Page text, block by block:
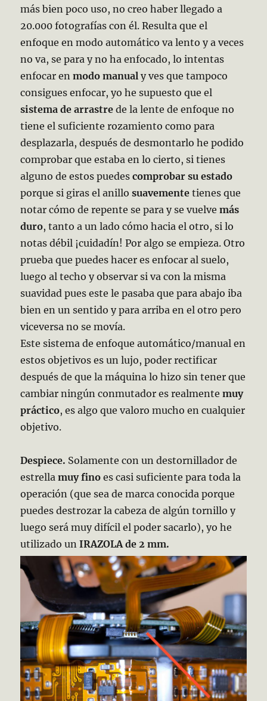
más bien poco uso, no creo haber llegado a
20.000 fotografías con él. Resulta que el
enfoque en modo automático va lento y a veces
no va, se para y no ha enfocado, lo intentas
enfocar enmodo manual y ves que tampoco
consigues enfocar, yo he supuesto que el
sistema de arrastre de la lente de enfoque no
tiene el suficiente rozamiento como para
desplazarla, después de desmontarlo he podido
comprobar que estaba en lo cierto, si tienes
alguno de estos puedescomprobar su estado
porque si giras el anillosuavemente tienes que
notar cómo de repente se para y se vuelvemás
duro, tanto a un lado cómo hacia el otro, si lo
notas débil ¡cuidadín! Por algo se empieza. Otro
prueba que puedes hacer es enfocar al suelo,
luego al techo y observar si va con la misma
suavidad pues este le pasaba que para abajo iba
bien en un sentido y para arriba en el otro pero
viceversa no se movía.
Este sistema de enfoque automático/manual en
estos objetivos es un lujo, poder rectificar
después de que la máquina lo hizo sin tener que
cambiar ningún conmutador es realmentemuy
práctico, es algo que valoro mucho en cualquier
objetivo.
Despiece. Solamente con un destornillador de
estrellamuy fino es casi suficiente para toda la
operación (que sea de marca conocida porque
puedes destrozar la cabeza de algún tornillo y
luego será muy difícil el poder sacarlo), yo he
utilizado un IRAZOLA de 2 mm.